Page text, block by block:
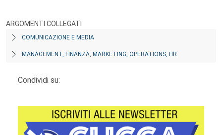
ARGOMENTI COLLEGATI
COMUNICAZIONE E MEDIA
MANAGEMENT, FINANZA, MARKETING, OPERATIONS, HR
Condividi su: